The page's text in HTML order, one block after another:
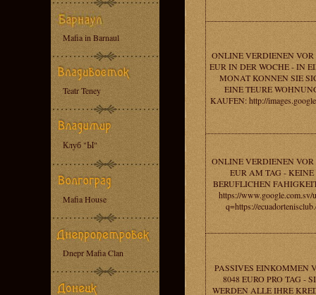
Mafia in Barnaul
Teatr Teney
Клуб "Ы"
Mafia House
Dnepr Mafia Clan
ONLINE VERDIENEN VOR
EUR IN DER WOCHE - IN
MONAT KONNEN SIE
EINE TEURE
KAUFEN: http://
ONLINE VERDIENEN VOR
EUR AM TAG - KEINE
BERUFLICHEN
https://www.google.com.sv/
q=https://
PASSIVES EINKOMMEN
8048 EURO PRO TAG -
WERDEN ALLE IHRE